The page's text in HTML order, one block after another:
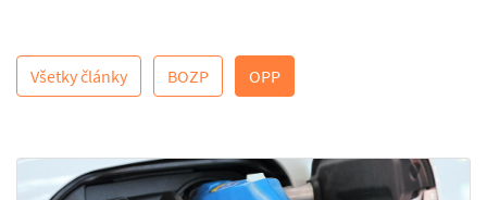
Všetky články BOZP OPP